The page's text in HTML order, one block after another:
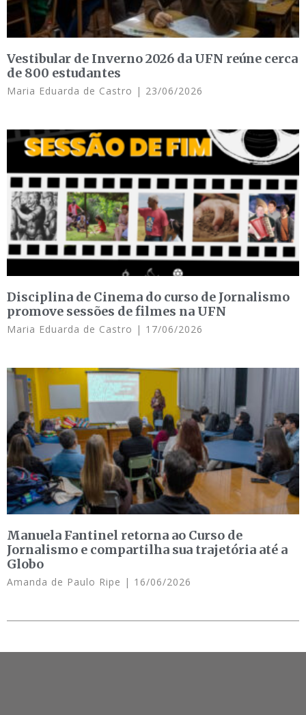
Vestibular de Inverno 2026 da UFN reúne cerca
de 800 estudantes
Maria Eduarda de Castro 23/06/2026
Disciplina de Cinema do curso de Jornalismo
promove sessões de filmes na UFN
Maria Eduarda de Castro 17/06/2026
Manuela Fantinel retorna ao Curso de
Jornalismo e compartilha sua trajetória até a
Globo
Amanda de Paulo Ripe 16/06/2026